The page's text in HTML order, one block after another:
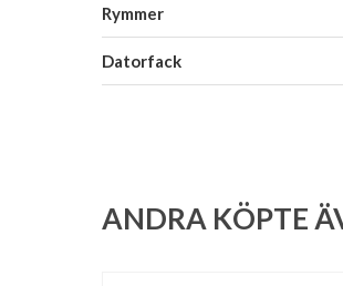
Rymmer
Datorfack
ANDRA KÖPTE